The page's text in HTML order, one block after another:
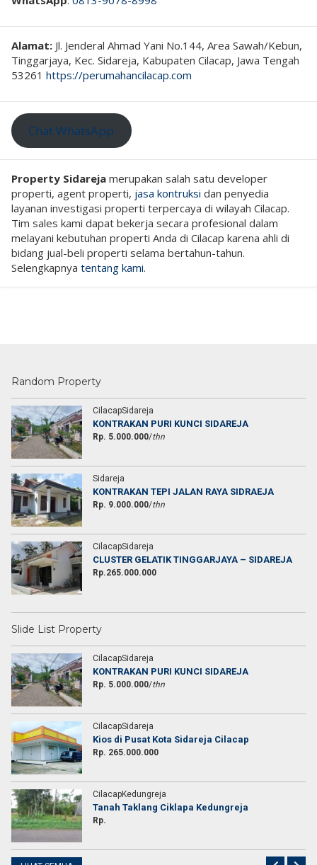
Alamat: Jl. Jenderal Ahmad Yani No.144, Area Sawah/Kebun,
Tinggarjaya, Kec. Sidareja, Kabupaten Cilacap, Jawa Tengah
53261 https://perumahancilacap.com
Chat WhatsApp
Property Sidareja merupakan salah satu developer
properti, agent properti, jasa kontruksi dan penyedia
layanan investigasi properti terpercaya di wilayah Cilacap.
Tim sales kami dapat bekerja secara profesional dalam
melayani kebutuhan properti Anda di Cilacap karena ahli di
bidang jual-beli properti selama bertahun-tahun.
Selengkapnya tentang kami.
Random Property
CilacapSidareja
KONTRAKAN PURI KUNCI SIDAREJA
Rp. 5.000.000/thn
Sidareja
KONTRAKAN TEPI JALAN RAYA SIDRAEJA
Rp. 9.000.000/thn
CilacapSidareja
CLUSTER GELATIK TINGGARJAYA – SIDAREJA
Rp.265.000.000
Slide List Property
CilacapSidareja
KONTRAKAN PURI KUNCI SIDAREJA
Rp. 5.000.000/thn
CilacapSidareja
Kios di Pusat Kota Sidareja Cilacap
Rp. 265.000.000
CilacapKedungreja
Tanah Taklang Ciklapa Kedungreja
Rp.